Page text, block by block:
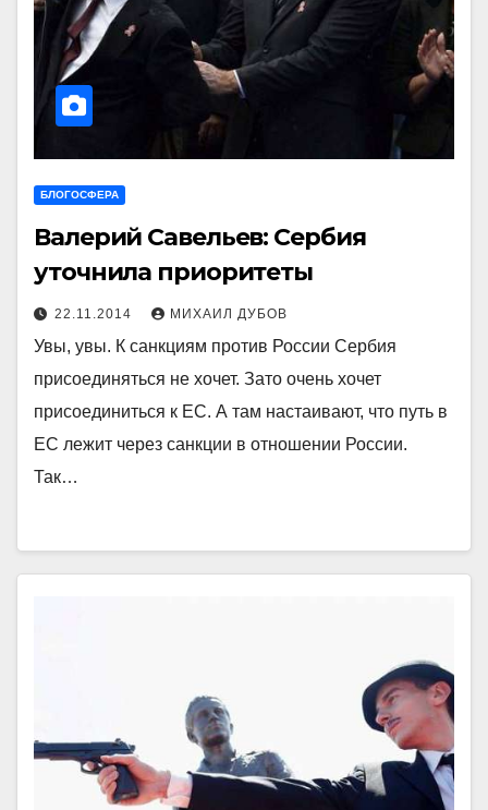
БЛОГОСФЕРА
Валерий Савельев: Сербия
уточнила приоритеты
22.11.2014 МИХАИЛ ДУБОВ
Увы, увы. К санкциям против России Сербия
присоединяться не хочет. Зато очень хочет
присоединиться к ЕС. А там настаивают, что путь в
ЕС лежит через санкции в отношении России.
Так…